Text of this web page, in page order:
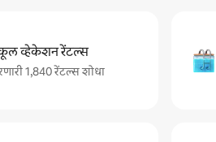
व्हेकेशन रेंटल्स
1,840 रेंटल्स शोधा